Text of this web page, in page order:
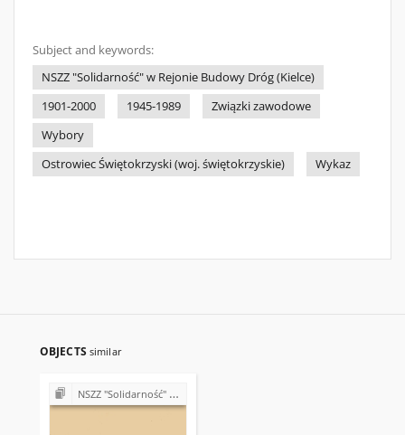
Subject and keywords:
NSZZ "Solidarność" w Rejonie Budowy Dróg (Kielce)
1901-2000
1945-1989
Związki zawodowe
Wybory
Ostrowiec Świętokrzyski (woj. świętokrzyskie)
Wykaz
OBJECTS similar
NSZZ "Solidarność" w Rejonie Budowy Dróg w Kielcach (Komisje Oddziałowe, wybory, sprawy pracownicze)